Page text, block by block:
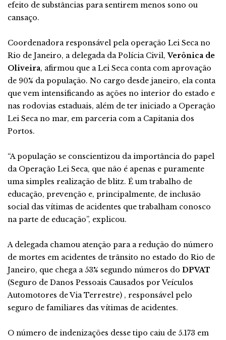
efeito de substâncias para sentirem menos sono ou
cansaço.
Coordenadora responsável pela operação Lei Seca no
Rio de Janeiro, a delegada da Polícia Civil,Verônica de
Oliveira, afirmou que a Lei Seca conta com aprovação
de 90% da população. No cargo desde janeiro, ela conta
que vem intensificando as ações no interior do estado e
nas rodovias estaduais, além de ter iniciado a Operação
Lei Seca no mar, em parceria com a Capitania dos
Portos.
“A população se conscientizou da importância do papel
da Operação Lei Seca, que não é apenas e puramente
uma simples realização de blitz. É um trabalho de
educação, prevenção e, principalmente, de inclusão
social das vítimas de acidentes que trabalham conosco
na parte de educação”, explicou.
A delegada chamou atenção para a redução do número
de mortes em acidentes de trânsito no estado do Rio de
Janeiro, que chega a 53% segundo números do DPVAT
(Seguro de Danos Pessoais Causados por Veículos
Automotores de Via Terrestre) , responsável pelo
seguro de familiares das vítimas de acidentes.
O número de indenizações desse tipo caiu de 5.173 em